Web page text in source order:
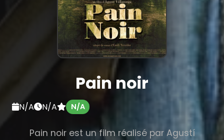
Pain noir
N/A N/A N/A
Pain noir est un film réalisé par Agustí